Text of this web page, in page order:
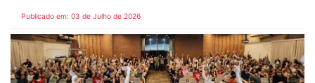
Publicado em: 03 de Julho de 2026